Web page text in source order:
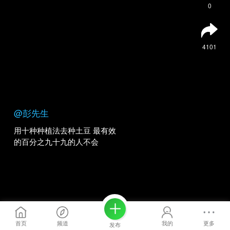
@彭先生
用十种种植法去种土豆 最有效
的百分之九十九的人不会
0
4101
首页 频道 发布 我的 更多